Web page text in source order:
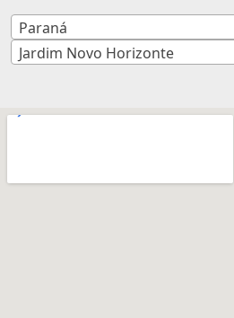
Paraná
Jardim Novo Horizonte